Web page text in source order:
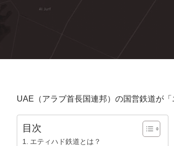
UAE（アラブ首長国連邦）の国営鉄道が
目次
エティハド鉄道とは？